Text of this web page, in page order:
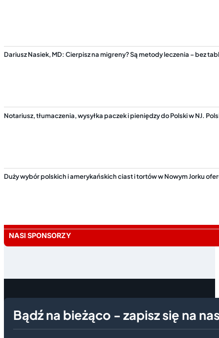
Dariusz Nasiek, MD: Cierpisz na migreny? Są metody leczenia – bez
Notariusz, tłumaczenia, wysyłka paczek i pieniędzy do Polski w NJ.
Duży wybór polskich i amerykańskich ciast i tortów w Nowym Jorku
NASI SPONSORZY
Bądź na bieżąco - zapisz się na